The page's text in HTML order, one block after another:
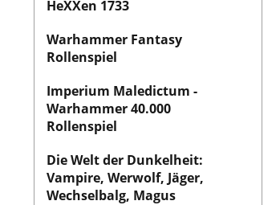
HeXXen 1733
Warhammer Fantasy
Rollenspiel
Imperium Maledictum -
Warhammer 40.000
Rollenspiel
Die Welt der Dunkelheit:
Vampire, Werwolf, Jäger,
Wechselbalg, Magus